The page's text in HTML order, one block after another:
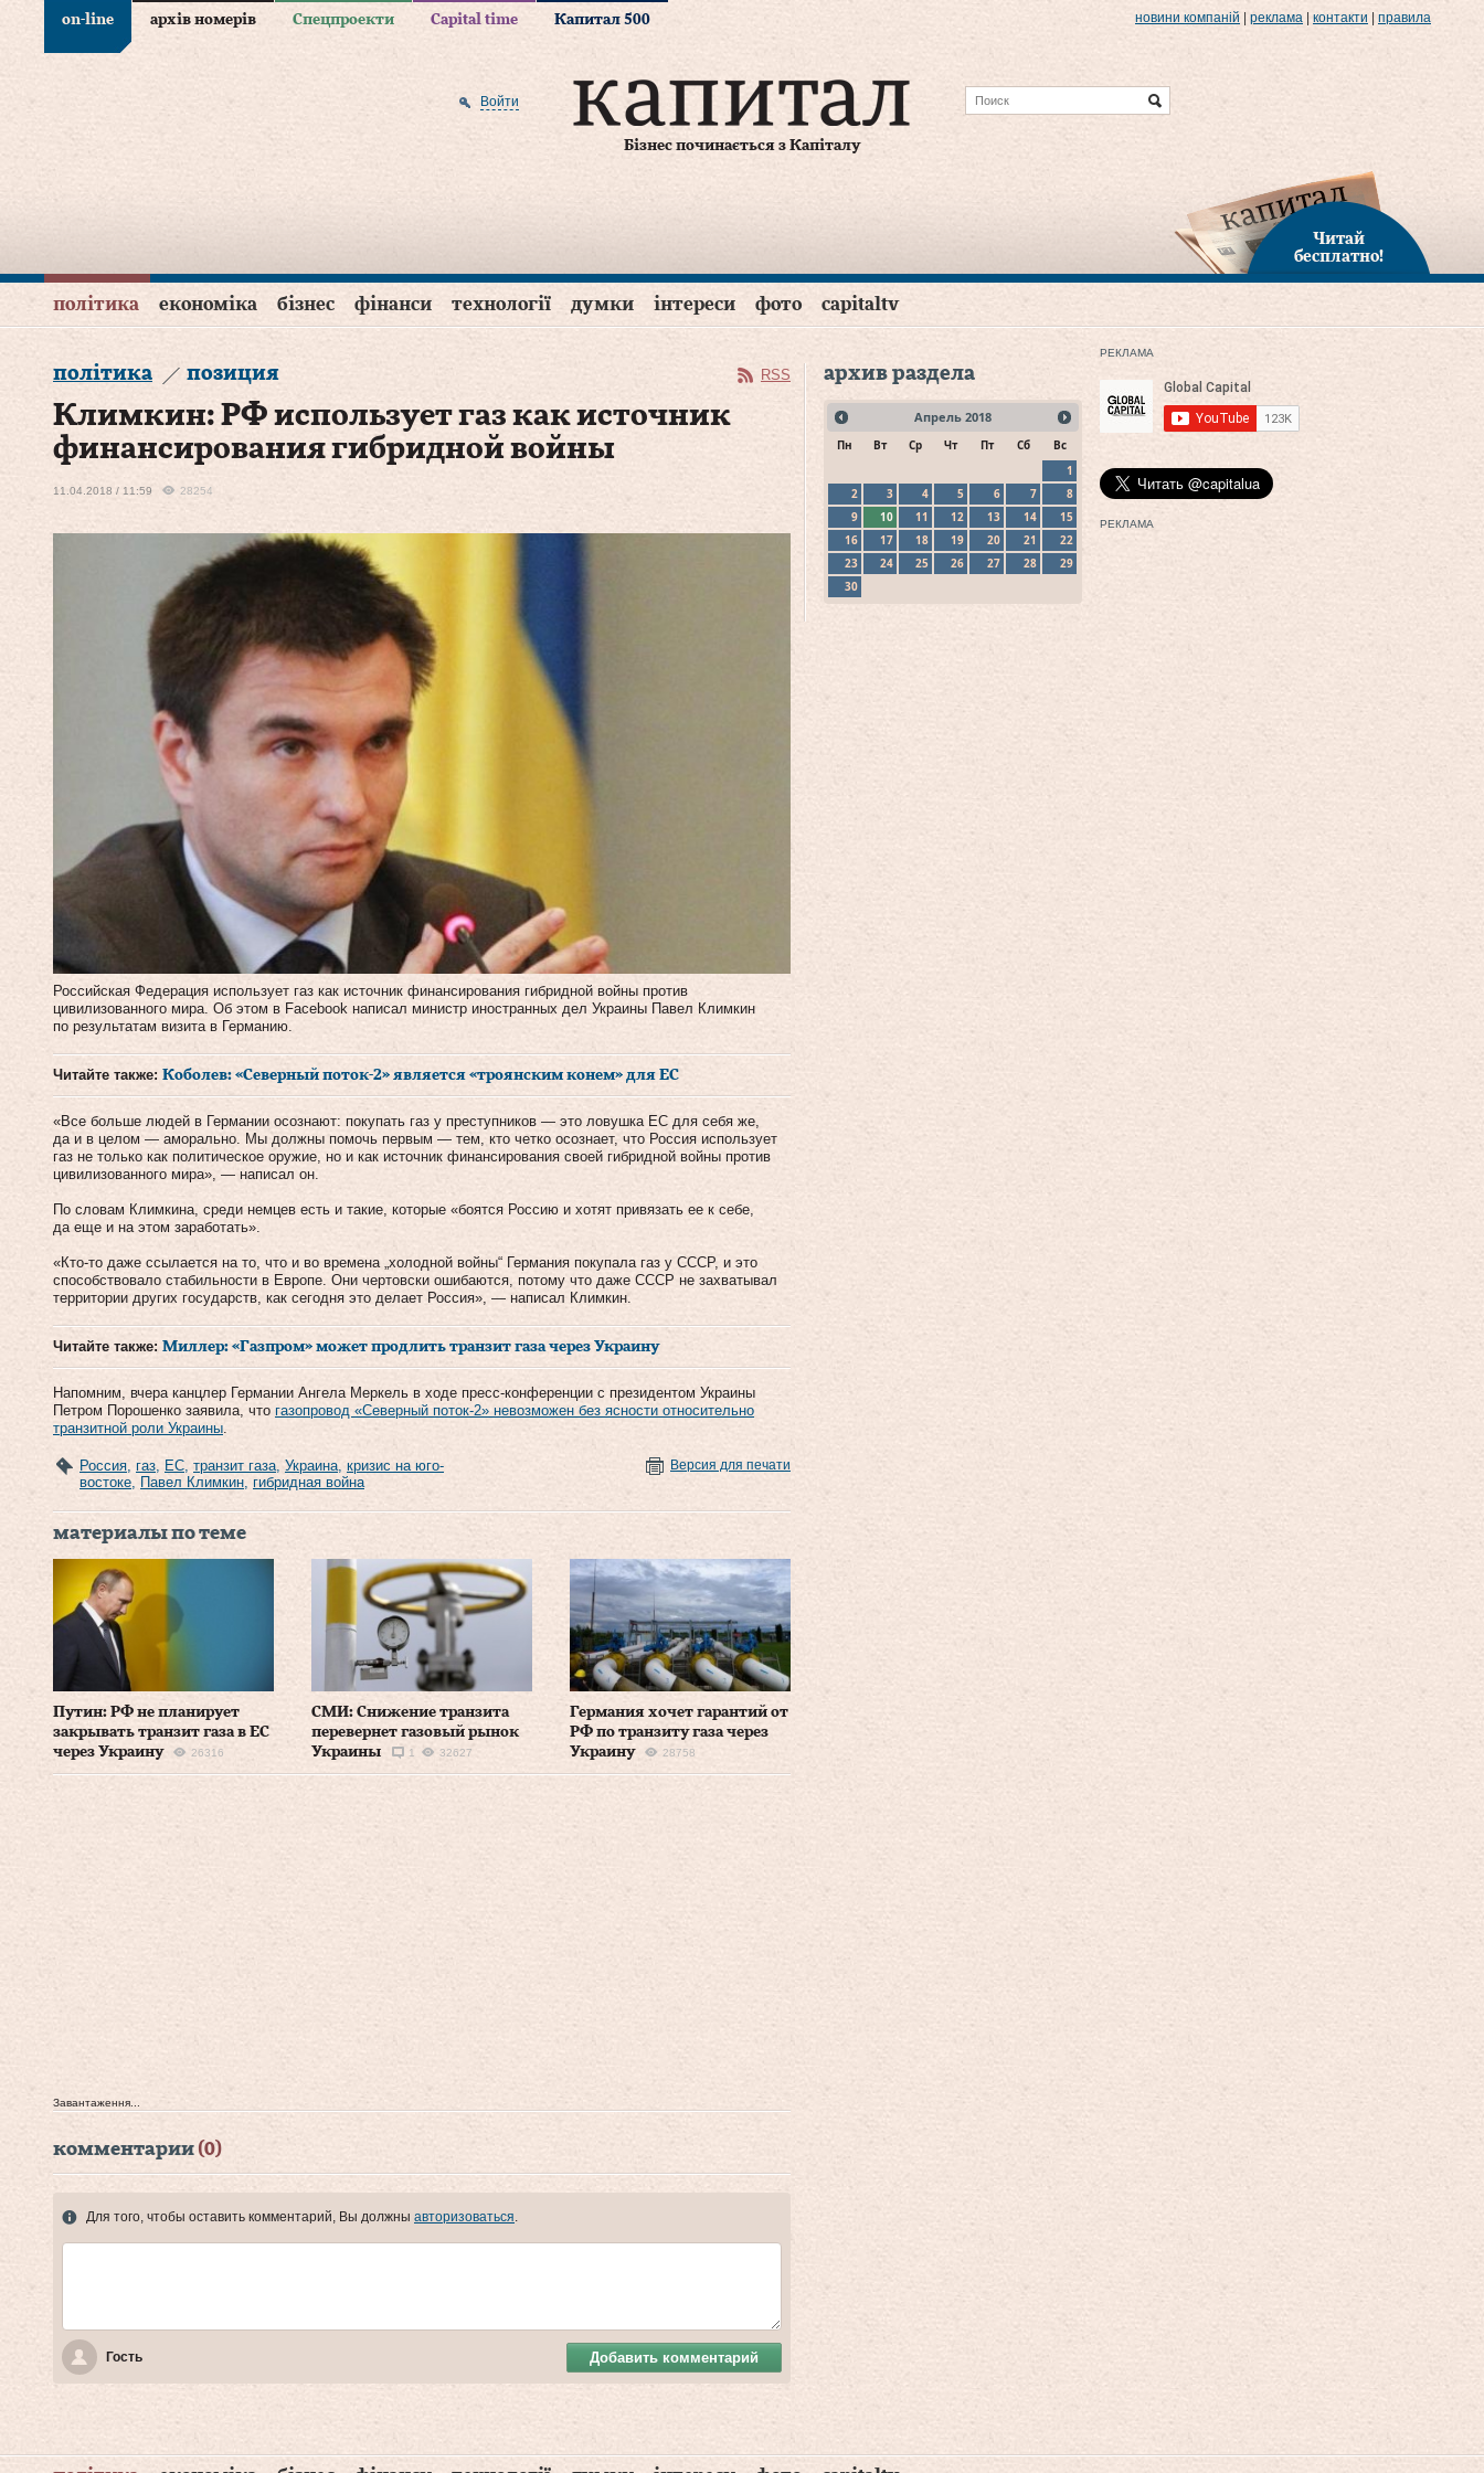
on-line архів номерів Спецпроекти Capital time Капитал 500 новини компаній реклама контакти правила
Бізнес починається з Капіталу
Войти
Читай
бесплатно!
політика економіка бізнес фінанси технології думки інтереси фото capitaltv
політика позиция RSS
Климкин: РФ использует газ как источник
финансирования гибридной войны
11.04.2018 / 11:59 28254
Российская Федерация использует газ как источник финансирования гибридной войны против
цивилизованного мира. Об этом в Facebook написал министр иностранных дел Украины Павел Климкин
по результатам визита в Германию.
Читайте также: Коболев: «Северный поток-2» является «троянским конем» для ЕС
«Все больше людей в Германии осознают: покупать газ у преступников — это ловушка ЕС для себя же,
да и в целом — аморально. Мы должны помочь первым — тем, кто четко осознает, что Россия использует
газ не только как политическое оружие, но и как источник финансирования своей гибридной войны против
цивилизованного мира», — написал он.
По словам Климкина, среди немцев есть и такие, которые «боятся Россию и хотят привязать ее к себе,
да еще и на этом заработать».
«Кто-то даже ссылается на то, что и во времена „холодной войны“ Германия покупала газ у СССР, и это
способствовало стабильности в Европе. Они чертовски ошибаются, потому что даже СССР не захватывал
территории других государств, как сегодня это делает Россия», — написал Климкин.
Читайте также: Миллер: «Газпром» может продлить транзит газа через Украину
Напомним, вчера канцлер Германии Ангела Меркель в ходе пресс-конференции с президентом Украины
Петром Порошенко заявила, что газопровод «Северный поток-2» невозможен без ясности относительно
транзитной роли Украины
Россия газ ЕС транзит газа Украина кризис на юго-
востоке
Павел Климкин гибридная война
Версия для печати
материалы по теме
Путин: РФ не планирует
закрывать транзит газа в ЕС
через Украину
26316
СМИ: Снижение транзита
перевернет газовый рынок
Украины
1 32627
Германия хочет гарантий от
РФ по транзиту газа через
Украину
28758
Завантаження...
комментарии (0)
Для того, чтобы оставить комментарий, Вы должны авторизоваться
Гость Добавить комментарий
архив раздела
Апрель 2018
Пн Вт Ср Чт Пт Сб
Вс
1
2
3 4 5 6 7
8
9
10 11 12 13 14
15
16
17 18 19 20 21
22
23
24 25 26 27 28
29
30
РЕКЛАМА
РЕКЛАМА